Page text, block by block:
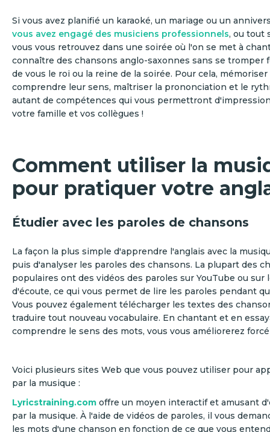
Si vous avez planifié un karaoké, un mariage ou un
vous avez engagé des musiciens professionnels, ou tout
vous vous retrouvez dans une soirée où l'on se met à
connaître des chansons anglo-saxonnes sans se tromper
de vous le roi ou la reine de la soirée. Pour cela,
comprendre leur sens, maîtriser la prononciation et le
autant de compétences qui vous permettront
votre famille et vos collègues !
Comment utiliser la
pour pratiquer votre
Étudier avec les paroles de chansons
La façon la plus simple d'apprendre l'anglais avec la
puis d'analyser les paroles des chansons. La plupart des
populaires ont des vidéos des paroles sur YouTube ou sur
d'écoute, ce qui vous permet de lire les paroles pendant
Vous pouvez également télécharger les textes des
traduire tout nouveau vocabulaire. En chantant et en
comprendre le sens des mots, vous vous améliorerez
Voici plusieurs sites Web que vous pouvez utiliser pour
par la musique :
Lyricstraining.com offre un moyen interactif et amusant
par la musique. À l'aide de vidéos de paroles, il vous
les mots d'une chanson en fonction de ce que vous